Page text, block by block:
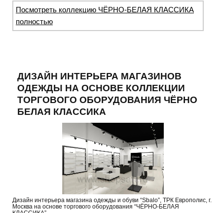
Посмотреть коллекцию ЧЁРНО-БЕЛАЯ КЛАССИКА
полностью
ДИЗАЙН ИНТЕРЬЕРА МАГАЗИНОВ
ОДЕЖДЫ НА ОСНОВЕ КОЛЛЕКЦИИ
ТОРГОВОГО ОБОРУДОВАНИЯ ЧЁРНО
БЕЛАЯ КЛАССИКА
Дизайн интерьера магазина одежды и обуви “Sbalo”, ТРК Европолис, г.
Москва на основе торгового оборудования “ЧЁРНО-БЕЛАЯ